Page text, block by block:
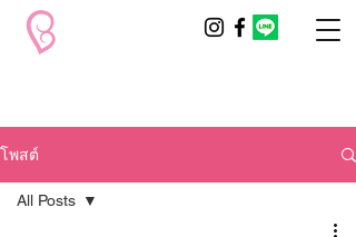
โพสต์
All Posts